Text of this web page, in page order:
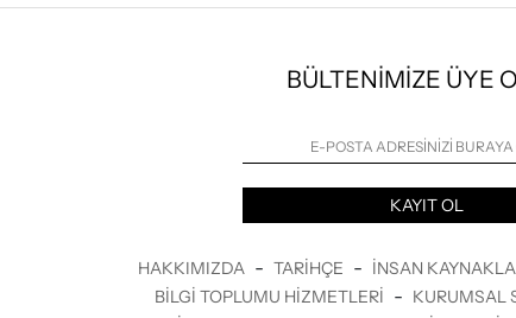
BÜLTENİMİZE ÜYE
KAYIT OL
HAKKIMIZDA - TARIHÇE - İNSAN
BILGI TOPLUMU HIZMETLERI - KURUMSAL